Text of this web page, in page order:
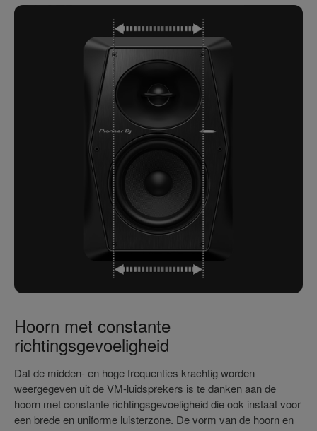
Hoorn met constante
richtingsgevoeligheid
Dat de midden- en hoge frequenties krachtig worden
weergegeven uit de VM-luidsprekers is te danken aan de
hoorn met constante richtingsgevoeligheid die ook instaat voor
een brede en uniforme luisterzone. De vorm van de hoorn en